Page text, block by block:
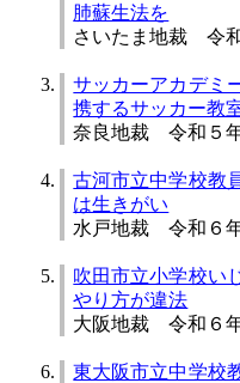
肺蘇生法を
さいたま地裁 令
サッカーアカデミ
携するサッカー教
奈良地裁 令和５
古河市立中学校教
は生きがい
水戸地裁 令和６
吹田市立小学校い
やり方が違法
大阪地裁 令和６
東大阪市立中学校